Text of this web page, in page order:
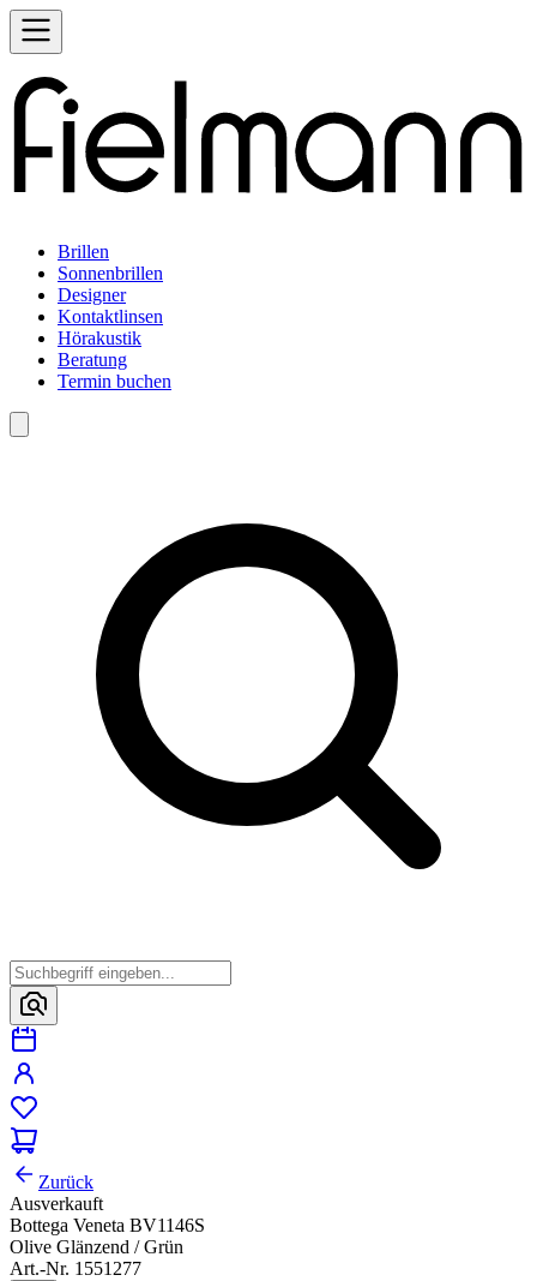
Brillen
Sonnenbrillen
Designer
Kontaktlinsen
Hörakustik
Beratung
Termin buchen
Zurück
Ausverkauft
Bottega Veneta BV1146S
Olive Glänzend / Grün
Art.-Nr. 1551277